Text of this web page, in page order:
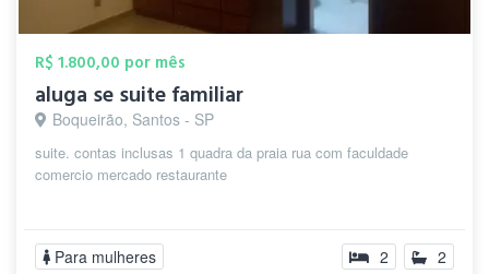
R$ 1.800,00 por mês
aluga se suite familiar
Boqueirão, Santos - SP
suite. contas inclusas 1 quadra da praia rua com faculdade
comercio mercado restaurante
Para mulheres 2 2